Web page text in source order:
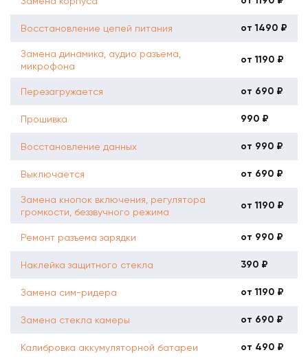
Восстановление цепей питания от 1490 ₽
Замена динамика, аудио разъема,
микрофона
от 1190 ₽
Перезагружается от 690 ₽
Прошивка 990 ₽
Восстановление данных от 990 ₽
Выключается от 690 ₽
Замена кнопок включения, регулятора
громкости, беззвучного режима
от 1190 ₽
Ремонт разъема зарядки от 990 ₽
Наклейка защитного стекла 390 ₽
Замена сим-ридера от 1190 ₽
Замена стекла камеры от 690 ₽
Калибровка аккумуляторной батареи от 490 ₽